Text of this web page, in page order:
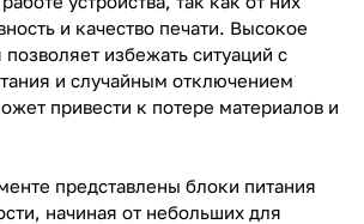
и качество печати. Высокое
позволяет избежать ситуаций с
и случайным отключением
привести к потере материалов и
представлены блоки питания
начиная от небольших для